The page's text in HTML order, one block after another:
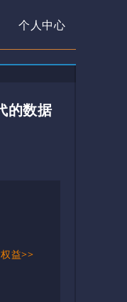
个人中心
的数据
益>>